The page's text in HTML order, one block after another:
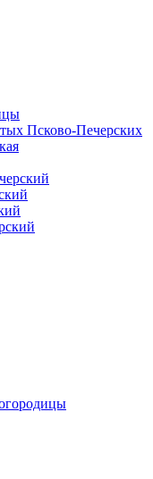
Псково-Печерских